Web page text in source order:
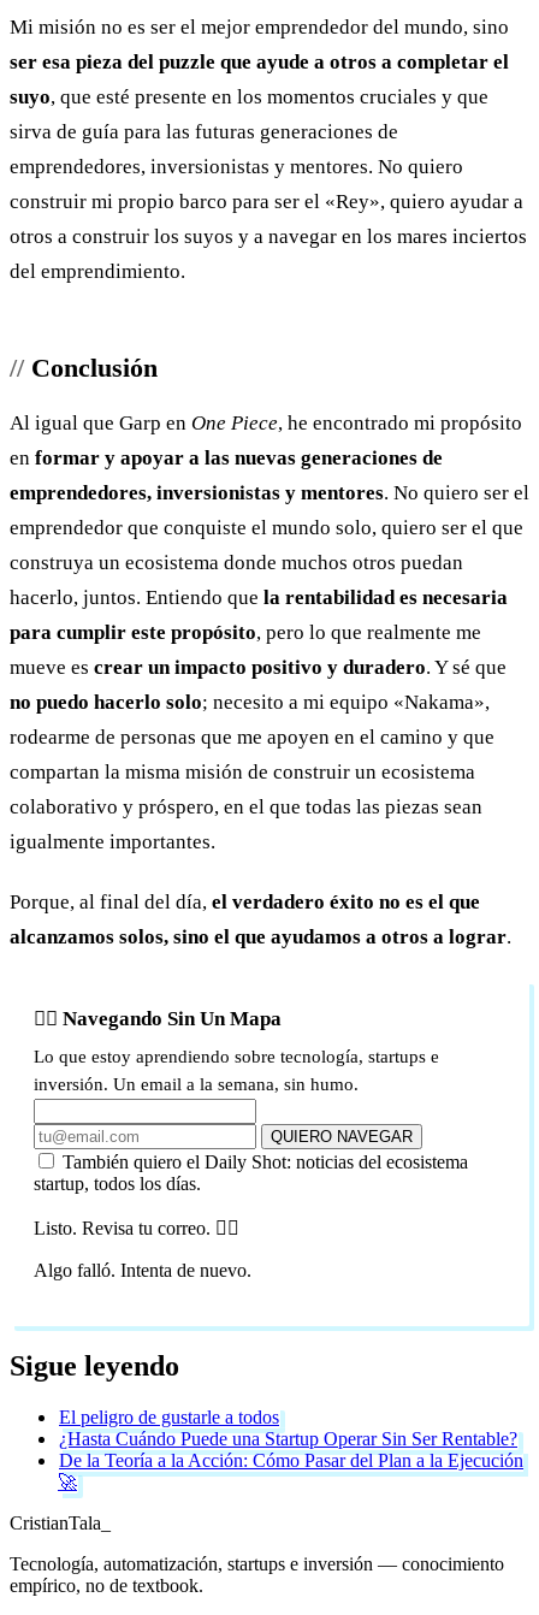
Mi misión no es ser el mejor emprendedor del mundo, sino
ser esa pieza del puzzle que ayude a otros a completar el
suyo, que esté presente en los momentos cruciales y que
sirva de guía para las futuras generaciones de
emprendedores, inversionistas y mentores. No quiero
construir mi propio barco para ser el «Rey», quiero ayudar a
otros a construir los suyos y a navegar en los mares inciertos
del emprendimiento.
Conclusión
Al igual que Garp en One Piece, he encontrado mi propósito
en formar y apoyar a las nuevas generaciones de
emprendedores, inversionistas y mentores. No quiero ser el
emprendedor que conquiste el mundo solo, quiero ser el que
construya un ecosistema donde muchos otros puedan
hacerlo, juntos. Entiendo que la rentabilidad es necesaria
para cumplir este propósito, pero lo que realmente me
mueve es crear un impacto positivo y duradero. Y sé que
no puedo hacerlo solo; necesito a mi equipo «Nakama»,
rodearme de personas que me apoyen en el camino y que
compartan la misma misión de construir un ecosistema
colaborativo y próspero, en el que todas las piezas sean
igualmente importantes.
Porque, al final del día, el verdadero éxito no es el que
alcanzamos solos, sino el que ayudamos a otros a lograr.
🏴‍☠️ Navegando Sin Un Mapa
Lo que estoy aprendiendo sobre tecnología, startups e
inversión. Un email a la semana, sin humo.
QUIERO NAVEGAR
También quiero el Daily Shot: noticias del ecosistema
startup, todos los días.
Listo. Revisa tu correo. 🏴‍☠️
Algo falló. Intenta de nuevo.
Sigue leyendo
El peligro de gustarle a todos
¿Hasta Cuándo Puede una Startup Operar Sin Ser Rentable?
De la Teoría a la Acción: Cómo Pasar del Plan a la Ejecución
🚀
CristianTala
Tecnología, automatización, startups e inversión — conocimiento
empírico, no de textbook.